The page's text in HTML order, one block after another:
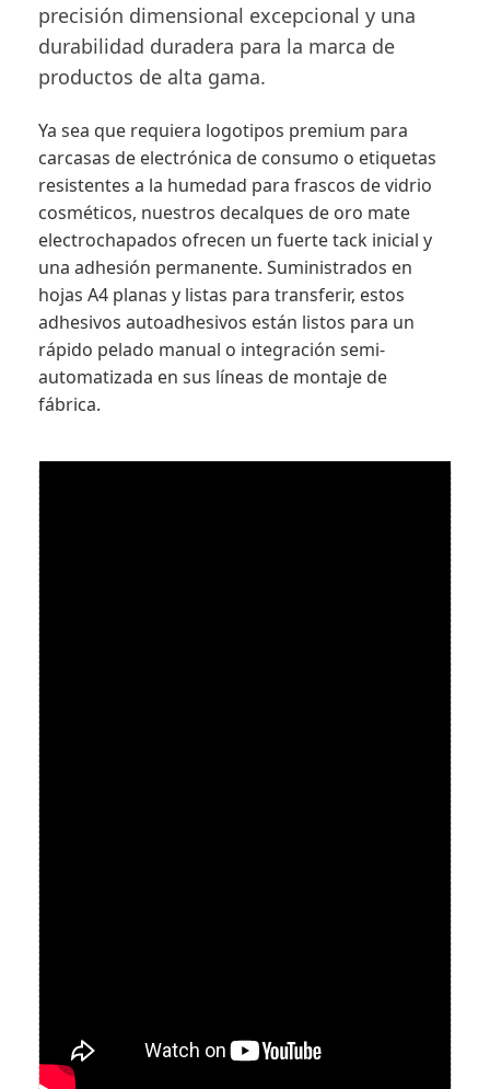
precisión dimensional excepcional y una
durabilidad duradera para la marca de
productos de alta gama.
Ya sea que requiera logotipos premium para
carcasas de electrónica de consumo o etiquetas
resistentes a la humedad para frascos de vidrio
cosméticos, nuestros decalques de oro mate
electrochapados ofrecen un fuerte tack inicial y
una adhesión permanente. Suministrados en
hojas A4 planas y listas para transferir, estos
adhesivos autoadhesivos están listos para un
rápido pelado manual o integración semi-
automatizada en sus líneas de montaje de
fábrica.